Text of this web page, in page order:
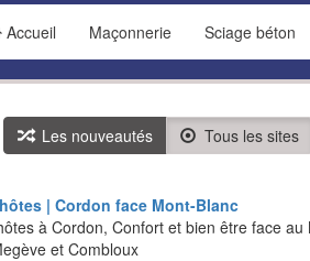
Accueil Maçonnerie Sciage béton
Les nouveautés Tous les sites
| Cordon face Mont-Blanc
à Cordon, Confort et bien être face
et Combloux